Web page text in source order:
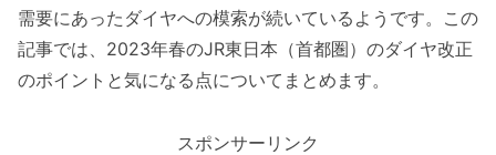
需要にあったダイヤへの模索が続いているようです。この
記事では、2023年春のJR東日本（首都圏）のダイヤ改正
のポイントと気になる点についてまとめます。
スポンサーリンク